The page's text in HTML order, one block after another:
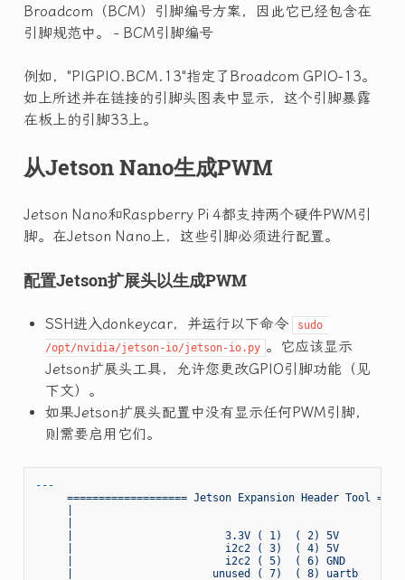
Broadcom（BCM）引脚编号方案，因此它已经包含在
引脚规范中。 - BCM引脚编号
例如，"PIGPIO.BCM.13"指定了Broadcom GPIO-13。
如上所述并在链接的引脚头图表中显示，这个引脚暴露
在板上的引脚33上。
从Jetson Nano生成PWM
Jetson Nano和Raspberry Pi 4都支持两个硬件PWM引
脚。在Jetson Nano上，这些引脚必须进行配置。
配置Jetson扩展头以生成PWM
SSH进入donkeycar，并运行以下命令
sudo
/opt/nvidia/jetson-io/jetson-io.py 。它应该显示
Jetson扩展头工具，允许您更改GPIO引脚功能（见
下文）。
如果Jetson扩展头配置中没有显示任何PWM引脚，
则需要启用它们。
---
=================== Jetson Expansion Header Tool
|                        3.3V ( 1)  ( 2) 5V
|                        i2c2 ( 3)  ( 4) 5V
|                        i2c2 ( 5)  ( 6) GND
|                      unused ( 7)  ( 8) uartb